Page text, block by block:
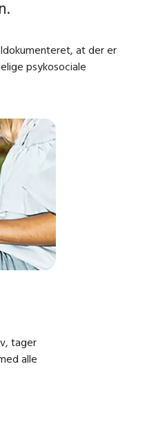
at der er
psykosociale
tager
alle